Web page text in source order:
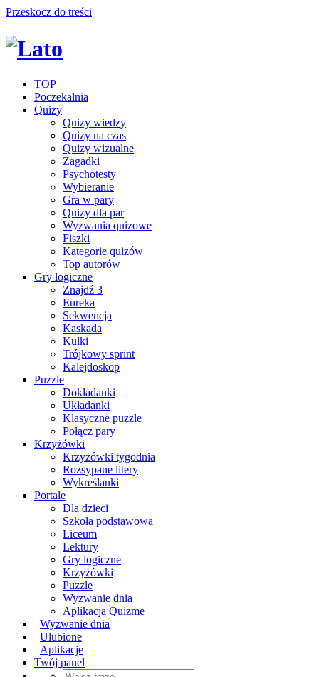
Przeskocz do treści
TOP
Poczekalnia
Quizy
Quizy wiedzy
Quizy na czas
Quizy wizualne
Zagadki
Psychotesty
Wybieranie
Gra w pary
Quizy dla par
Wyzwania quizowe
Fiszki
Kategorie quizów
Top autorów
Gry logiczne
Znajdź 3
Eureka
Sekwencja
Kaskada
Kulki
Trójkowy sprint
Kalejdoskop
Puzzle
Dokładanki
Układanki
Klasyczne puzzle
Połącz pary
Krzyżówki
Krzyżówki tygodnia
Rozsypane litery
Wykreślanki
Portale
Dla dzieci
Szkoła podstawowa
Liceum
Lektury
Gry logiczne
Krzyżówki
Puzzle
Wyzwanie dnia
Aplikacja Quizme
Wyzwanie dnia
Ulubione
Aplikacje
Twój panel